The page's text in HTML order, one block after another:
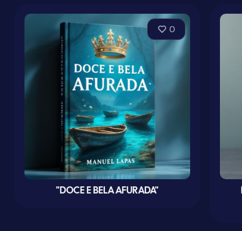
0
"DOCE E BELA AFURADA"